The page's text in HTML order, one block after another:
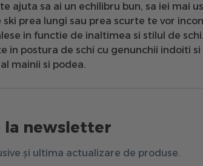
ajuta sa ai un echilibru bun, sa iei mai
prea lungi sau prea scurte te vor
in functie de inaltimea si stilul de
in postura de schi cu genunchii indoiti
mainii si podea.
la newsletter
și ultima actualizare de produse.